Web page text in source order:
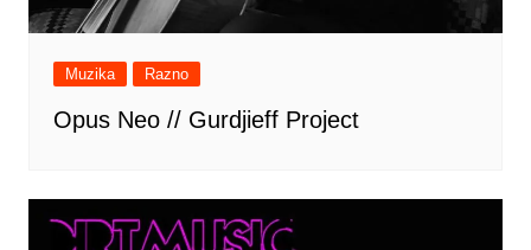
Muzika Razno
Opus Neo // Gurdjieff Project